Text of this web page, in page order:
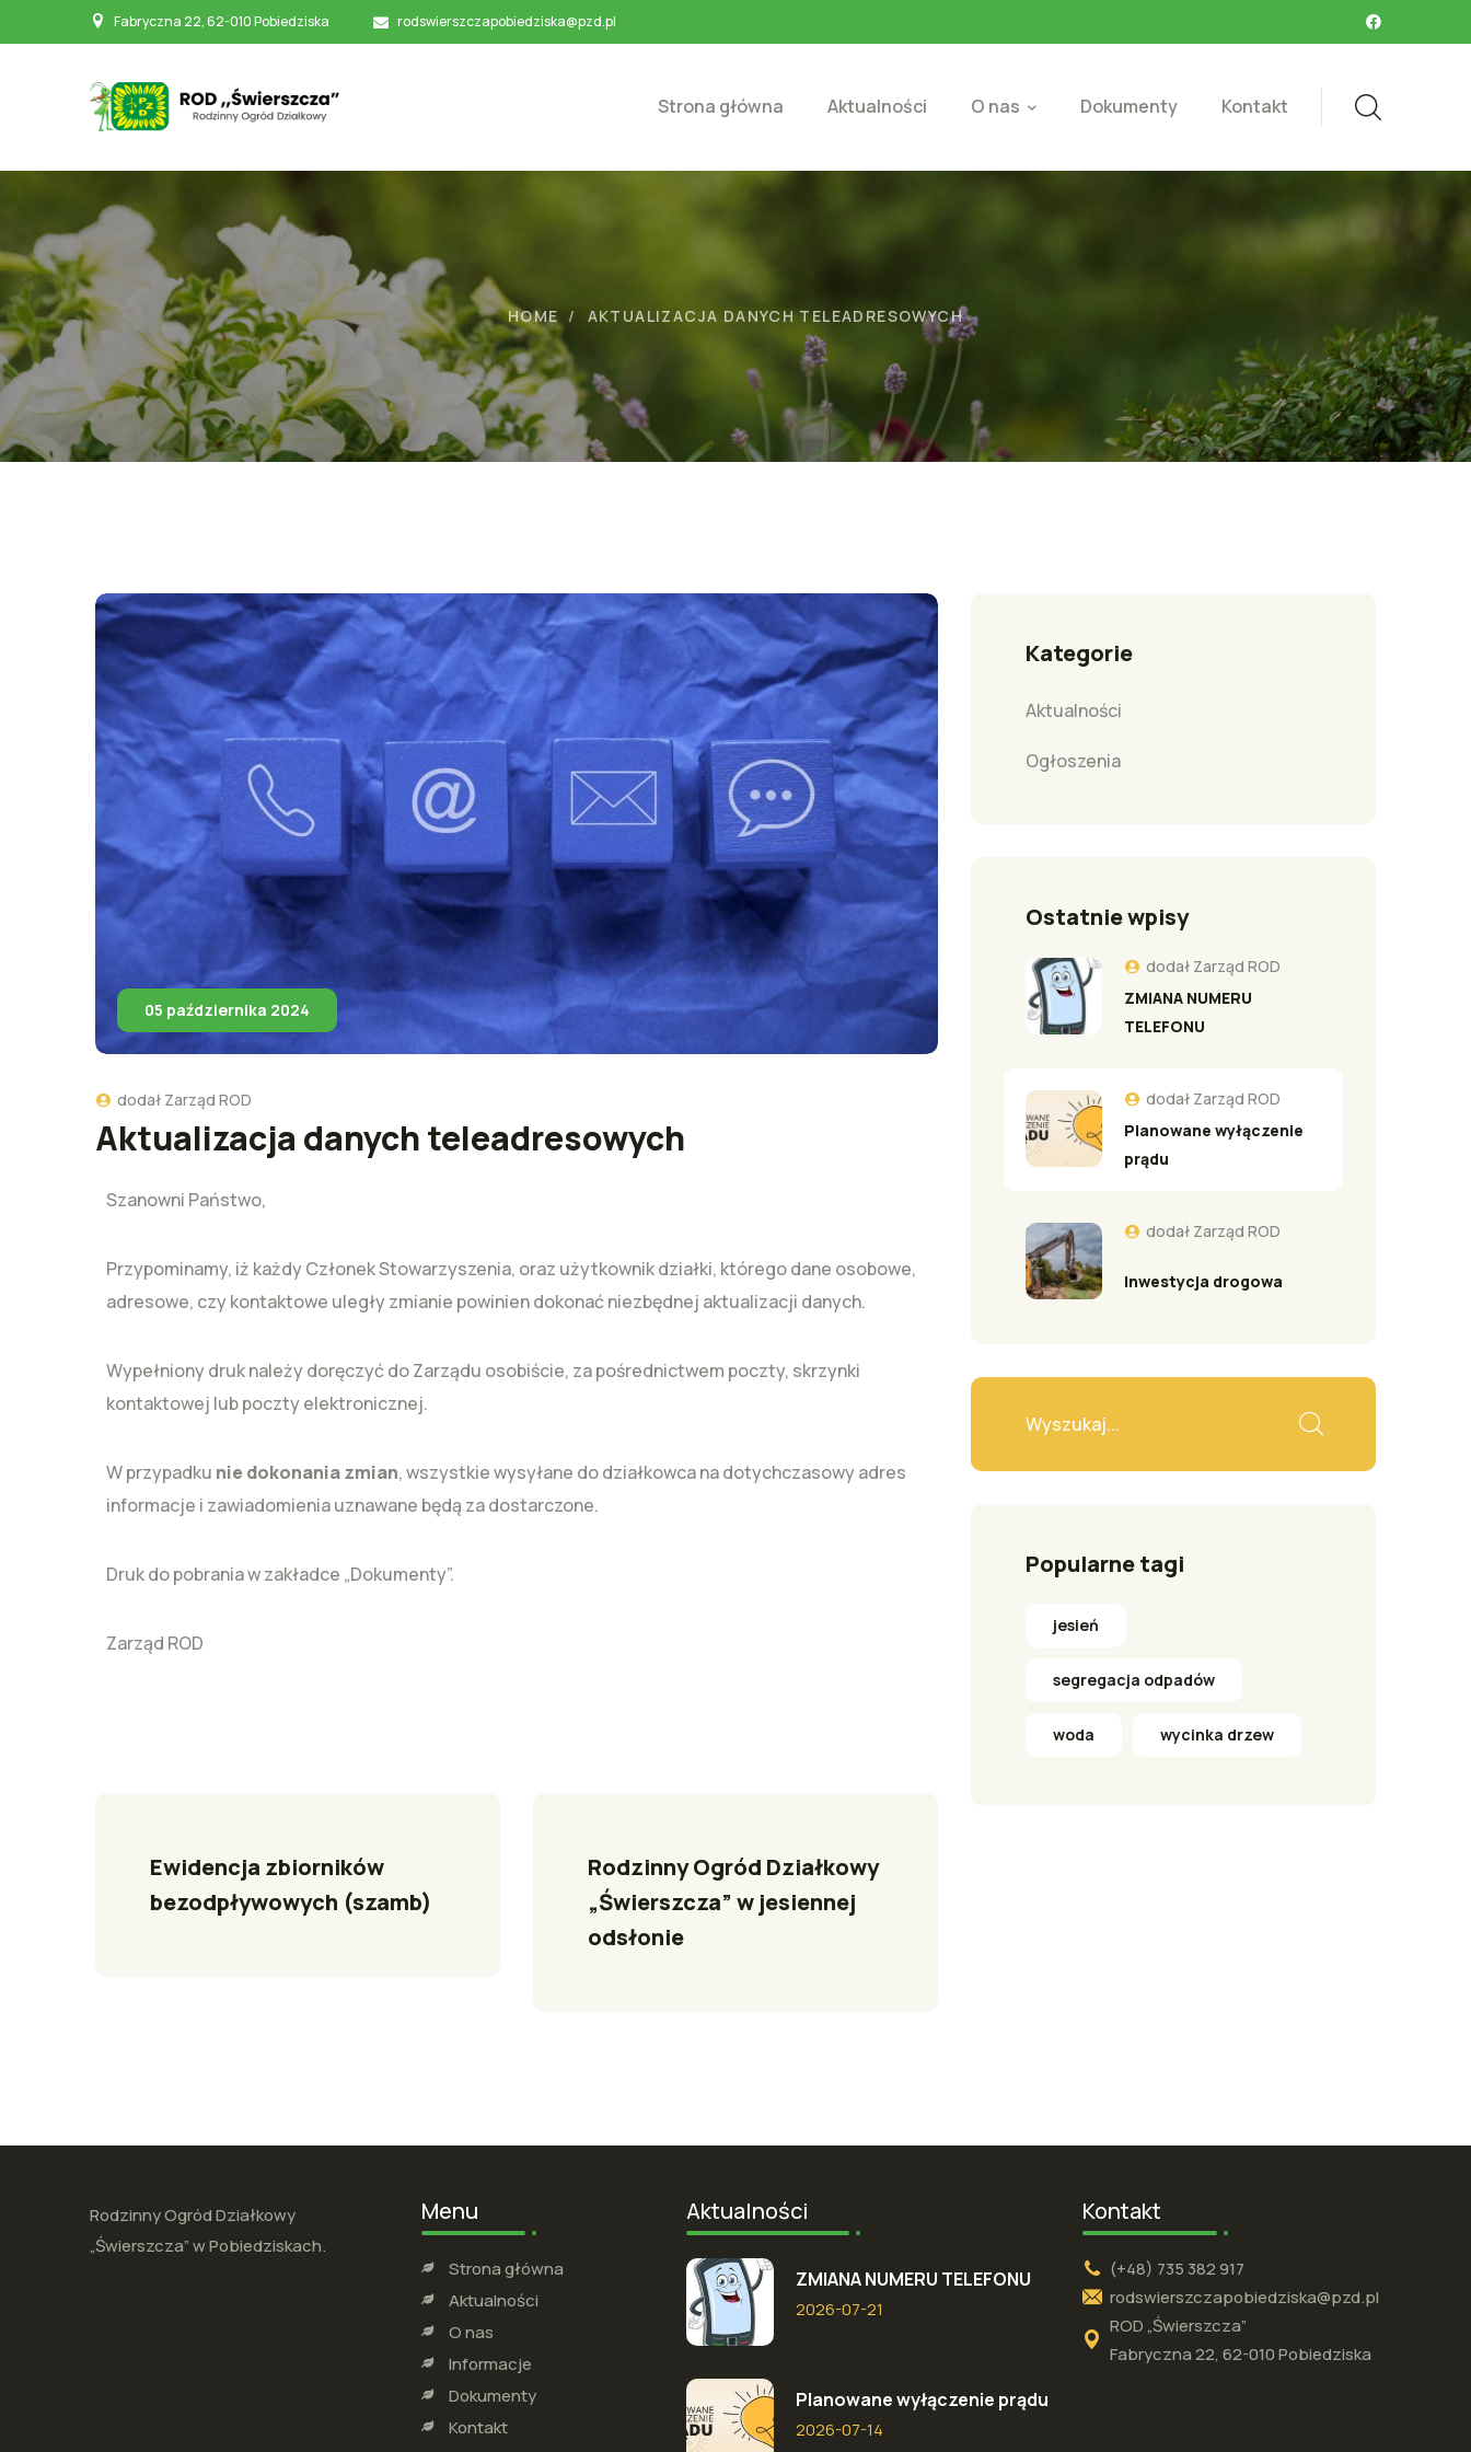
Fabryczna 22, 62-010 Pobiedziska rodswierszczapobiedziska@pzd.pl
Strona główna Aktualności O nas Dokumenty Kontakt
HOME AKTUALIZACJA DANYCH TELEADRESOWYCH
05 października 2024
dodał Zarząd ROD
Aktualizacja danych teleadresowych
Szanowni Państwo,
Przypominamy, iż każdy Członek Stowarzyszenia, oraz użytkownik działki, którego dane osobowe,
adresowe, czy kontaktowe uległy zmianie powinien dokonać niezbędnej aktualizacji danych.
Wypełniony druk należy doręczyć do Zarządu osobiście, za pośrednictwem poczty, skrzynki
kontaktowej lub poczty elektronicznej.
W przypadku nie dokonania zmian, wszystkie wysyłane do działkowca na dotychczasowy adres
informacje i zawiadomienia uznawane będą za dostarczone.
Druk do pobrania w zakładce „Dokumenty”.
Zarząd ROD
Ewidencja zbiorników
bezodpływowych (szamb)
Rodzinny Ogród Działkowy
„Świerszcza” w jesiennej
odsłonie
Kategorie
Aktualności
Ogłoszenia
Ostatnie wpisy
dodał Zarząd ROD
ZMIANA NUMERU
TELEFONU
dodał Zarząd ROD
Planowane wyłączenie
prądu
dodał Zarząd ROD
Inwestycja drogowa
Popularne tagi
jesień
segregacja odpadów
woda wycinka drzew
Rodzinny Ogród Działkowy
„Świerszcza” w Pobiedziskach.
Menu
Strona główna
Aktualności
O nas
Informacje
Dokumenty
Kontakt
Aktualności
ZMIANA NUMERU TELEFONU
2026-07-21
Planowane wyłączenie prądu
2026-07-14
Kontakt
(+48) 735 382 917
rodswierszczapobiedziska@pzd.pl
ROD „Świerszcza”
Fabryczna 22, 62-010 Pobiedziska